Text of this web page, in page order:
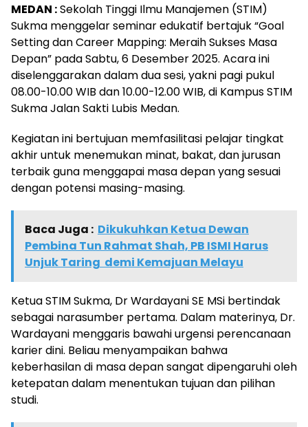
MEDAN :Sekolah Tinggi Ilmu Manajemen (STIM)
Sukma menggelar seminar edukatif bertajuk “Goal
Setting dan Career Mapping: Meraih Sukses Masa
Depan” pada Sabtu, 6 Desember 2025. Acara ini
diselenggarakan dalam dua sesi, yakni pagi pukul
08.00-10.00 WIB dan 10.00-12.00 WIB, di Kampus STIM
Sukma Jalan Sakti Lubis Medan.
Kegiatan ini bertujuan memfasilitasi pelajar tingkat
akhir untuk menemukan minat, bakat, dan jurusan
terbaik guna menggapai masa depan yang sesuai
dengan potensi masing-masing.
Baca Juga : Dikukuhkan Ketua Dewan
Pembina Tun Rahmat Shah, PB ISMI Harus
Unjuk Taring demi Kemajuan Melayu
Ketua STIM Sukma, Dr Wardayani SE MSi bertindak
sebagai narasumber pertama. Dalam materinya, Dr.
Wardayani menggaris bawahi urgensi perencanaan
karier dini. Beliau menyampaikan bahwa
keberhasilan di masa depan sangat dipengaruhi oleh
ketepatan dalam menentukan tujuan dan pilihan
studi.